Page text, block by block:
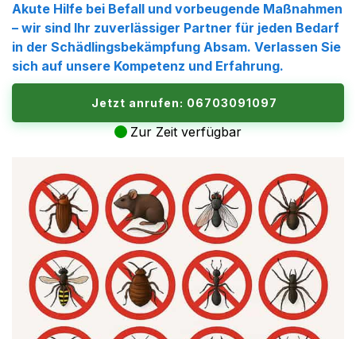
Akute Hilfe bei Befall und vorbeugende Maßnahmen
– wir sind Ihr zuverlässiger Partner für jeden Bedarf
in der Schädlingsbekämpfung Absam. Verlassen Sie
sich auf unsere Kompetenz und Erfahrung.
Jetzt anrufen: 06703091097
Zur Zeit verfügbar